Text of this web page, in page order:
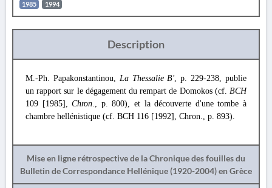
1985 1994
Description
M.-Ph. Papakonstantinou, La Thessalie Β', p. 229-238, publie
un rapport sur le dégagement du rempart de Domokos (cf. BCH
109 [1985], Chron., p. 800), et la découverte d'une tombe à
chambre hellénistique (cf. BCH 116 [1992], Chron., p. 893).
Mise en ligne rétrospective de la Chronique des fouilles du
Bulletin de Correspondance Hellénique (1920-2004) en Grèce